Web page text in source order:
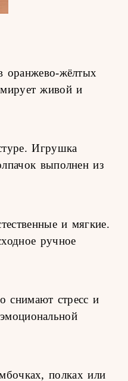
оранжево-жёлтых
живой и
Игрушка
выполнен из
и мягкие.
ручное
снимают стресс и
полках или